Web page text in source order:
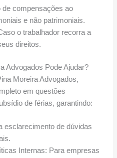
de compensações ao
e não patrimoniais.
o trabalhador recorra a
direitos.
Advogados Pode Ajudar?
Moreira Advogados,
em questões
de férias, garantindo:
esclarecimento de dúvidas
Internas: Para empresas